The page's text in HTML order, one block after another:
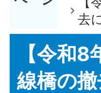
去
【令和
線橋の